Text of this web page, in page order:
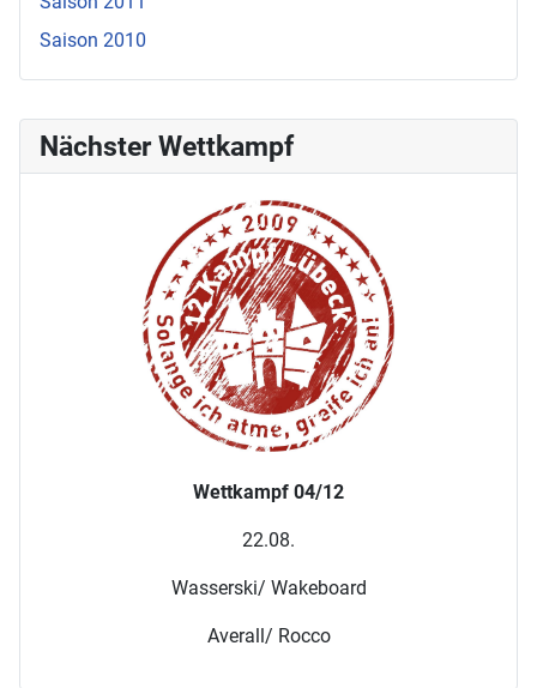
Nächster Wettkampf
Wettkampf 04/12
22.08.
Wasserski/ Wakeboard
Averall/ Rocco
Saison 2010